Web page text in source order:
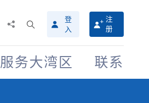
搜
寻
介
面
登
入
注
册
服务大湾区 联系